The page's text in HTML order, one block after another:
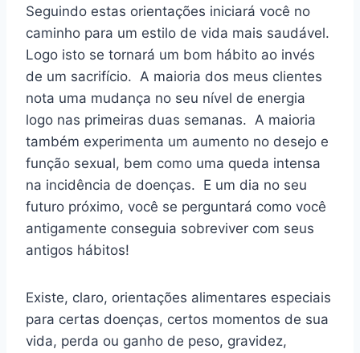
Seguindo estas orientações iniciará você no
caminho para um estilo de vida mais saudável.
Logo isto se tornará um bom hábito ao invés
de um sacrifício. A maioria dos meus clientes
nota uma mudança no seu nível de energia
logo nas primeiras duas semanas. A maioria
também experimenta um aumento no desejo e
função sexual, bem como uma queda intensa
na incidência de doenças. E um dia no seu
futuro próximo, você se perguntará como você
antigamente conseguia sobreviver com seus
antigos hábitos!
Existe, claro, orientações alimentares especiais
para certas doenças, certos momentos de sua
vida, perda ou ganho de peso, gravidez,